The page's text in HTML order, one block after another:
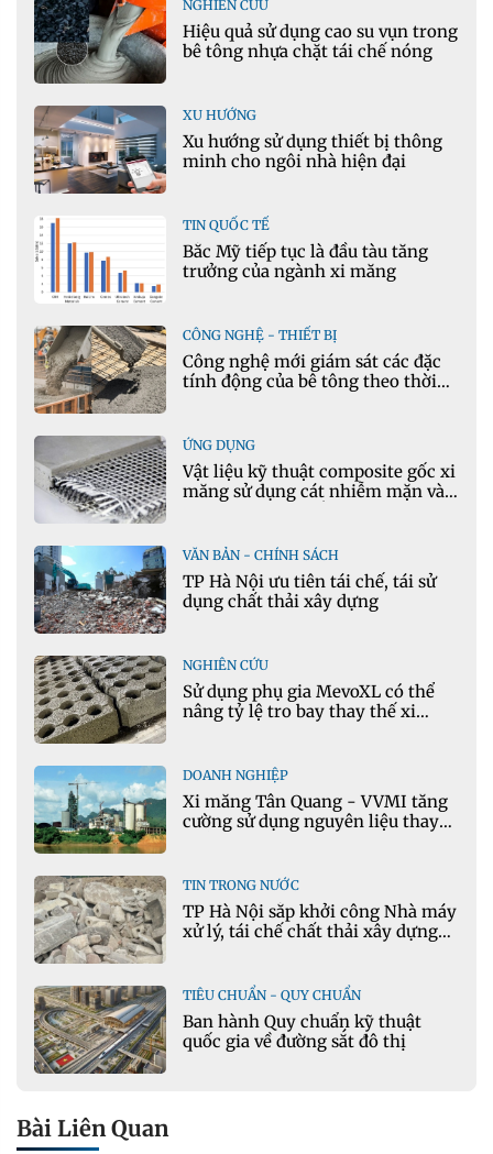
NGHIÊN CỨU
Hiệu quả sử dụng cao su vụn trong
bê tông nhựa chặt tái chế nóng
XU HƯỚNG
Xu hướng sử dụng thiết bị thông
minh cho ngôi nhà hiện đại
TIN QUỐC TẾ
Bắc Mỹ tiếp tục là đầu tàu tăng
trưởng của ngành xi măng
CÔNG NGHỆ - THIẾT BỊ
Công nghệ mới giám sát các đặc
tính động của bê tông theo thời
ỨNG DỤNG
Vật liệu kỹ thuật composite gốc xi
măng sử dụng cát nhiễm mặn và
VĂN BẢN - CHÍNH SÁCH
TP Hà Nội ưu tiên tái chế, tái sử
dụng chất thải xây dựng
NGHIÊN CỨU
Sử dụng phụ gia MevoXL có thể
nâng tỷ lệ tro bay thay thế xi
DOANH NGHIỆP
Xi măng Tân Quang - VVMI tăng
cường sử dụng nguyên liệu thay
TIN TRONG NƯỚC
TP Hà Nội sắp khởi công Nhà máy
xử lý, tái chế chất thải xây dựng
TIÊU CHUẨN - QUY CHUẨN
Ban hành Quy chuẩn kỹ thuật
quốc gia về đường sắt đô thị
Bài Liên Quan